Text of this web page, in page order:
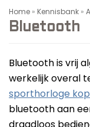
Normaal
Professionele
Home » Kennisbank »
Bluetooth
Bluetooth is vrij
werkelijk overal
sporthorloge
bluetooth aan